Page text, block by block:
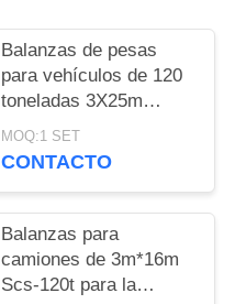
Balanzas de pesas
para vehículos de 120
toneladas 3X25m
Balanza de pesas para
camiones
MOQ:1 SET
CONTACTO
Balanzas para
camiones de 3m*16m
Scs-120t para la